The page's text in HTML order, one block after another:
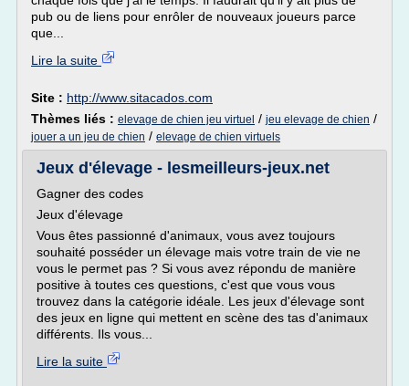
pub ou de liens pour enrôler de nouveaux joueurs parce
que...
Lire la suite
Site : http://www.sitacados.com
Thèmes liés : elevage de chien jeu virtuel / jeu elevage de chien /
jouer a un jeu de chien / elevage de chien virtuels
Jeux d'élevage - lesmeilleurs-jeux.net
Gagner des codes
Jeux d'élevage
Vous êtes passionné d'animaux, vous avez toujours
souhaité posséder un élevage mais votre train de vie ne
vous le permet pas ? Si vous avez répondu de manière
positive à toutes ces questions, c'est que vous vous
trouvez dans la catégorie idéale. Les jeux d'élevage sont
des jeux en ligne qui mettent en scène des tas d'animaux
différents. Ils vous...
Lire la suite